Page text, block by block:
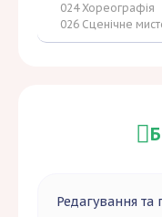
024 Хореографія
026 Сценічне
Редагування та